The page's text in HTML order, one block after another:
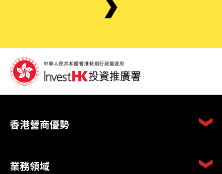
香港營商優勢
業務領域